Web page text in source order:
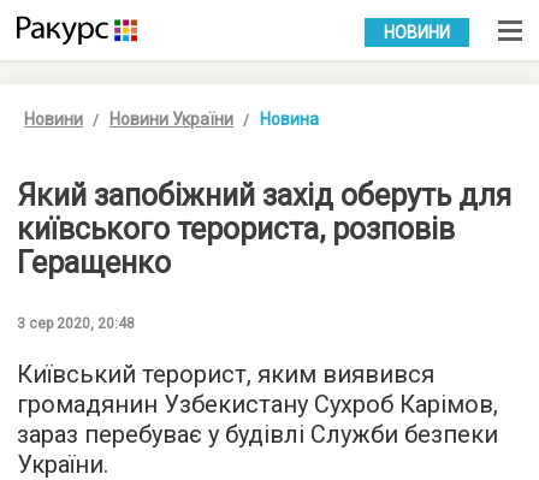
УКР РУС
НОВИНИ
Новини Новини України Новина
Який запобіжний захід оберуть для
київського терориста, розповів
Геращенко
3 сер 2020, 20:48
Київський терорист, яким виявився
громадянин Узбекистану Сухроб Карімов,
зараз перебуває у будівлі Служби безпеки
України.